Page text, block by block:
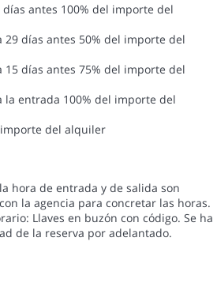
días antes 100% del importe del
29 días antes 50% del importe del
15 días antes 75% del importe del
la entrada 100% del importe del
del alquiler
hora de entrada y de salida son
la agencia para concretar las horas.
Llaves en buzón con código. Se ha
de la reserva por adelantado.